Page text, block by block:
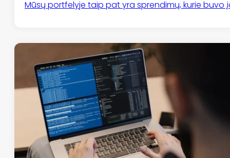
Mūsų portfelyje taip pat yra sprendimų, kurie